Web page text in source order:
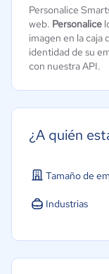
Personalice
web. Personalice
imagen en la caja
identidad de su
con nuestra API.
¿A quién
Tamaño de
Industrias